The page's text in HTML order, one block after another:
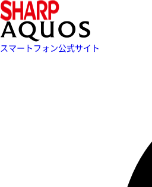
スマートフォン公式サイト